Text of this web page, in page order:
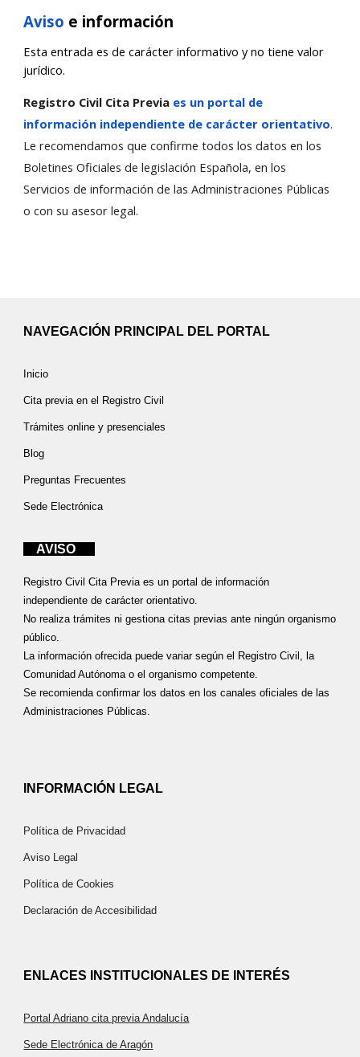
Aviso e información
Esta entrada es de carácter informativo y no tiene valor
jurídico.
Registro Civil Cita Previa es un portal de
información independiente de carácter orientativo.
Le recomendamos que confirme todos los datos en los
Boletines Oficiales de legislación Española, en los
Servicios de información de las Administraciones Públicas
o con su asesor legal.
NAVEGACIÓN PRINCIPAL DEL PORTAL
Inicio
Cita previa en el Registro Civil
Trámites online y presenciales
Blog
Preguntas Frecuentes
Sede Electrónica
AVISO
Registro Civil Cita Previa es un portal de información
independiente de carácter orientativo.
No realiza trámites ni gestiona citas previas ante ningún organismo
público.
La información ofrecida puede variar según el Registro Civil, la
Comunidad Autónoma o el organismo competente.
Se recomienda confirmar los datos en los canales oficiales de las
Administraciones Públicas.
INFORMACIÓN LEGAL
Política de Privacidad
Aviso Legal
Política de Cookies
Declaración de Accesibilidad
ENLACES INSTITUCIONALES DE INTERÉS
Portal Adriano cita previa Andalucía
Sede Electrónica de Aragón